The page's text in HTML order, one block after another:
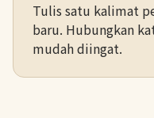
Tulis satu kalimat
baru. Hubungkan
mudah diingat.